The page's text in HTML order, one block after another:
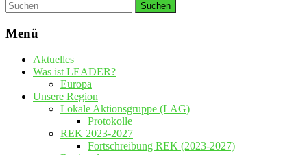
Menü
Aktuelles
Was ist LEADER?
Europa
Unsere Region
Lokale Aktionsgruppe (LAG)
Protokolle
REK 2023-2027
Fortschreibung REK (2023-2027)